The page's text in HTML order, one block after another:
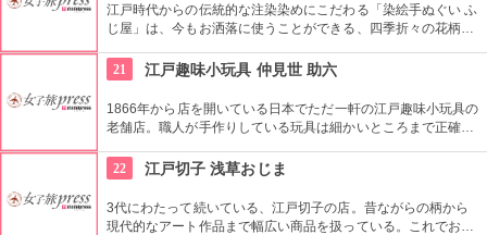
江戸時代からの伝統的な注染染めにこだわる「染絵手ぬぐい ふ
じ屋」は、今もお洒落に使うことができる、四季折々の花柄や
地の小物も各種扱っています。
21 江戸趣味小玩具 仲見世 助六
1866年から店を開いている日本でただ一軒の江戸趣味小玩具の
老舗店。職人が手作りしている玩具は細かいところまで正確に
22
江戸切子 浅草おじま
3代にわたって続いている、江戸切子の店。昔ながらの柄から
現代的なアート作品まで幅広い商品を扱っている。これでお酒